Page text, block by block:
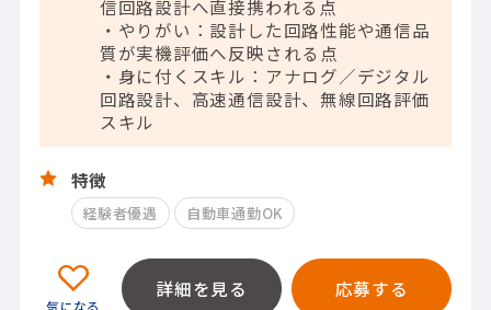
信回路設計へ直接携われる点
・やりがい：設計した回路性能や通信品
質が実機評価へ反映される点
・身に付くスキル：アナログ／デジタル
回路設計、高速通信設計、無線回路評価
スキル
特徴
経験者優遇 自動車通勤OK
詳細を見る 応募する